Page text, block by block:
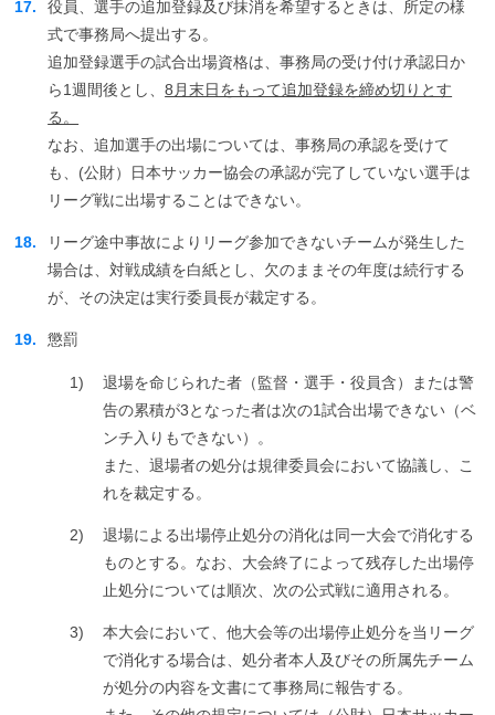
17.
役員、選手の追加登録及び抹消を希望するときは、所定の様
式で事務局へ提出する。
追加登録選手の試合出場資格は、事務局の受け付け承認日か
ら1週間後とし、8月末日をもって追加登録を締め切りとす
る。
なお、追加選手の出場については、事務局の承認を受けて
も、(公財）日本サッカー協会の承認が完了していない選手は
リーグ戦に出場することはできない。
18.
リーグ途中事故によりリーグ参加できないチームが発生した
場合は、対戦成績を白紙とし、欠のままその年度は続行する
が、その決定は実行委員長が裁定する。
19. 懲罰
1)
退場を命じられた者（監督・選手・役員含）または警
告の累積が3となった者は次の1試合出場できない（ベ
ンチ入りもできない）。
また、退場者の処分は規律委員会において協議し、こ
れを裁定する。
2)
退場による出場停止処分の消化は同一大会で消化する
ものとする。なお、大会終了によって残存した出場停
止処分については順次、次の公式戦に適用される。
3)
本大会において、他大会等の出場停止処分を当リーグ
で消化する場合は、処分者本人及びその所属先チーム
が処分の内容を文書にて事務局に報告する。